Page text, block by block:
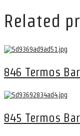
Related
846 Termos
845 Termos